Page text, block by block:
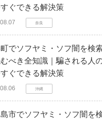
ぐできる解決策
奈良
でソフヤミ・ソフ闇を検
べき全知識｜騙される人
ぐできる解決策
沖縄
市でソフヤミ・ソフ闇を